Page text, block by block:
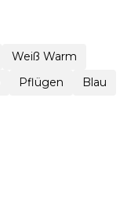
Weiß Warm
Pflügen
Blau